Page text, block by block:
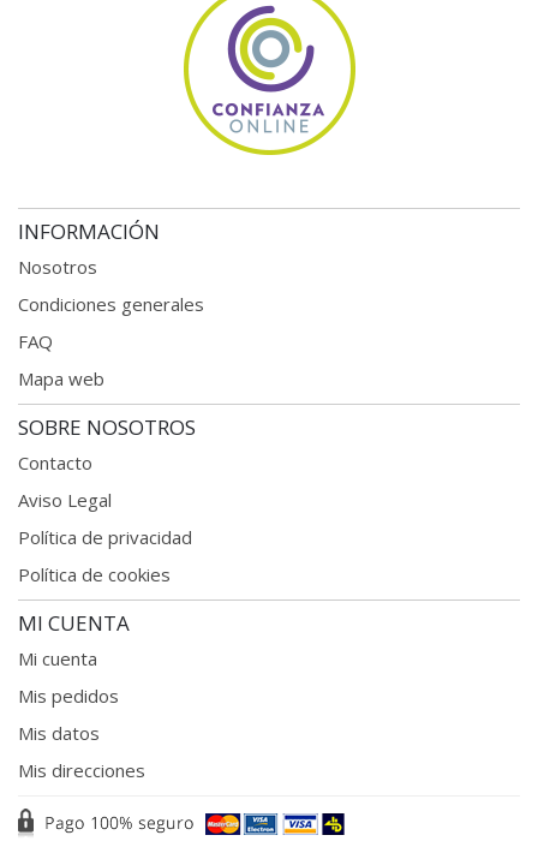
INFORMACIÓN
Nosotros
Condiciones generales
FAQ
Mapa web
SOBRE NOSOTROS
Contacto
Aviso Legal
Política de privacidad
Política de cookies
MI CUENTA
Mi cuenta
Mis pedidos
Mis datos
Mis direcciones